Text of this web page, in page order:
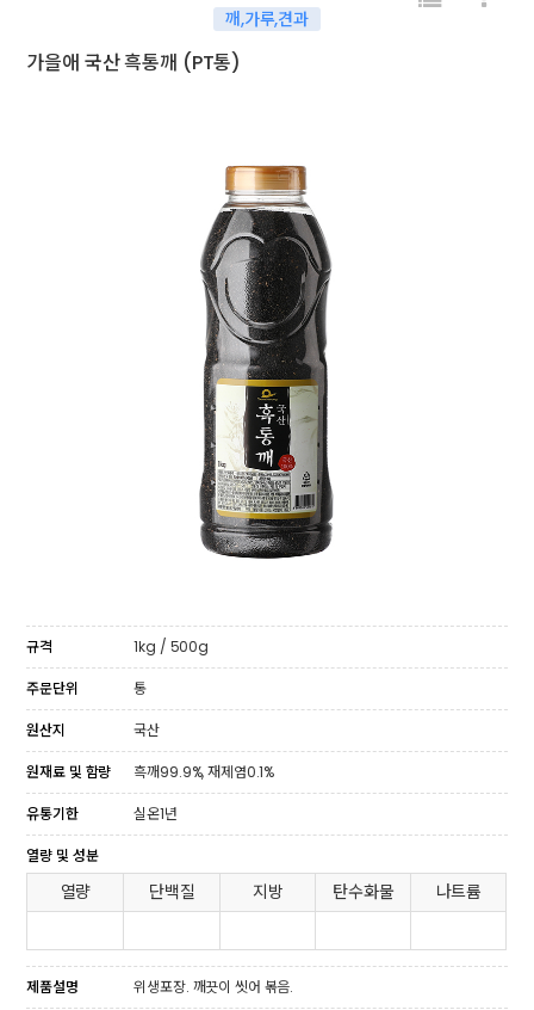
깨,가루,견과
가을애 국산 흑통깨 (PT통)
규격 1kg / 500g
주문단위 통
원산지 국산
원재료 및 함량 흑깨99.9%, 재제염0.1%
유통기한 실온1년
열량 및 성분
열량 단백질 지방 탄수화물 나트륨
제품설명 위생포장. 깨끗이 씻어 볶음.